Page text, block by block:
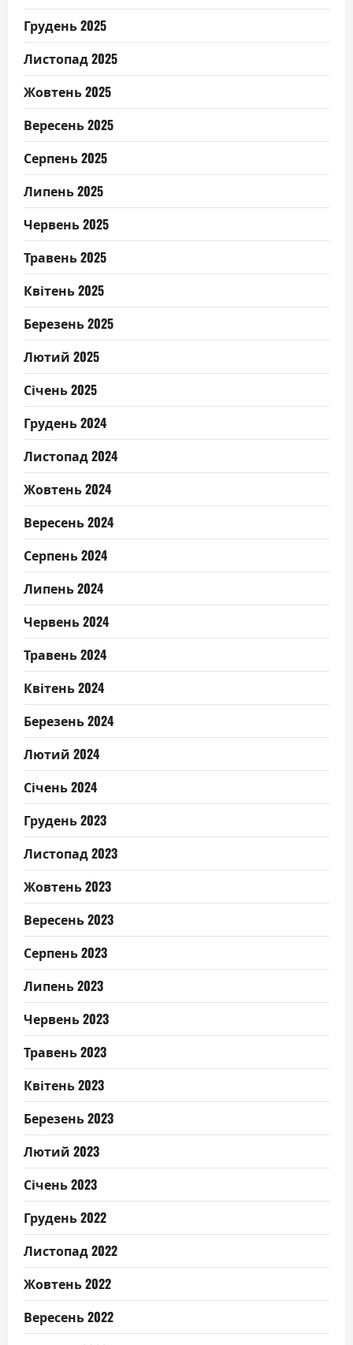
Грудень 2025
Листопад 2025
Жовтень 2025
Вересень 2025
Серпень 2025
Липень 2025
Червень 2025
Травень 2025
Квітень 2025
Березень 2025
Лютий 2025
Січень 2025
Грудень 2024
Листопад 2024
Жовтень 2024
Вересень 2024
Серпень 2024
Липень 2024
Червень 2024
Травень 2024
Квітень 2024
Березень 2024
Лютий 2024
Січень 2024
Грудень 2023
Листопад 2023
Жовтень 2023
Вересень 2023
Серпень 2023
Липень 2023
Червень 2023
Травень 2023
Квітень 2023
Березень 2023
Лютий 2023
Січень 2023
Грудень 2022
Листопад 2022
Жовтень 2022
Вересень 2022